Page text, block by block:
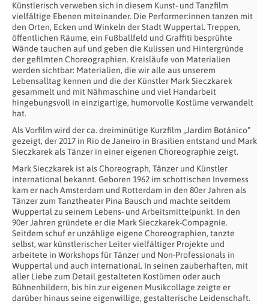
Künstlerisch verweben sich in diesem Kunst- und Tanzfilm
vielfältige Ebenen miteinander. Die Performer:innen tanzen mit
den Orten, Ecken und Winkeln der Stadt Wuppertal. Treppen,
öffentlichen Räume, ein Fußballfeld und Graffiti besprühte
Wände tauchen auf und geben die Kulissen und Hintergründe
der gefilmten Choreographien. Kreisläufe von Materialien
werden sichtbar: Materialien, die wir alle aus unserem
Lebensalltag kennen und die der Künstler Mark Sieczkarek
gesammelt und mit Nähmaschine und viel Handarbeit
hingebungsvoll in einzigartige, humorvolle Kostüme verwandelt
hat.
Als Vorfilm wird der ca. dreiminütige Kurzfilm „Jardim Botánico“
gezeigt, der 2017 in Rio de Janeiro in Brasilien entstand und Mark
Sieczkarek als Tänzer in einer eigenen Choreographie zeigt.
Mark Sieczkarek ist als Choreograph, Tänzer und Künstler
international bekannt. Geboren 1962 im schottischen Inverness
kam er nach Amsterdam und Rotterdam in den 80er Jahren als
Tänzer zum Tanztheater Pina Bausch und machte seitdem
Wuppertal zu seinem Lebens- und Arbeitsmittelpunkt. In den
90er Jahren gründete er die Mark Sieczkarek-Compagnie.
Seitdem schuf er unzählige eigene Choreographien, tanzte
selbst, war künstlerischer Leiter vielfältiger Projekte und
arbeitete in Workshops für Tänzer und Non-Professionals in
Wuppertal und auch international. In seinen zauberhaften, mit
aller Liebe zum Detail gestalteten Kostümen oder auch
Bühnenbildern, bis hin zur eigenen Musikcollage zeigte er
darüber hinaus seine eigenwillige, gestalterische Leidenschaft.